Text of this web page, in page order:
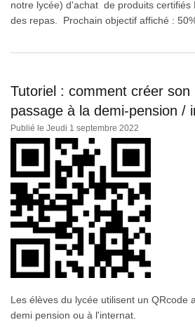
notre lycée) d'achat de produits certifiés
des repas. Prochain objectif affiché :
Tutoriel : comment créer son
passage à la demi-pension /
Publié le Jeudi 1 septembre 2022
Les élèves du lycée utilisent un QRcode
demi pension ou à l'internat.